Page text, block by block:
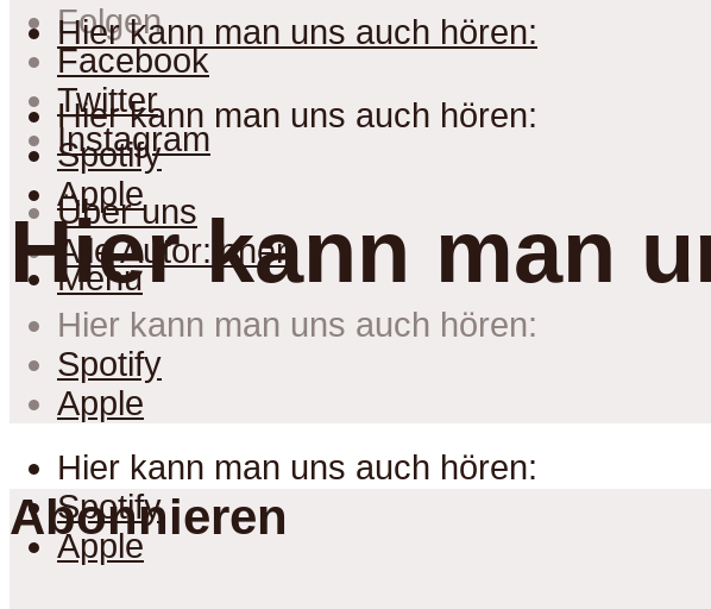
Hier kann man uns auch hören:
Spotify
Apple
Menu
Hier kann man uns auch hören:
Hier kann man
Hier kann man uns auch hören:
Spotify
Apple
Folgen
Facebook
Twitter
Instagram
Über uns
Alle Autor:innen
Hier kann man uns auch hören:
Spotify
Apple
Abonnieren